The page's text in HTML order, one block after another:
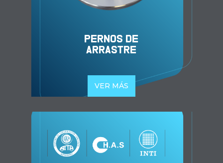
PERNOS DE
ARRASTRE
VER MÁS